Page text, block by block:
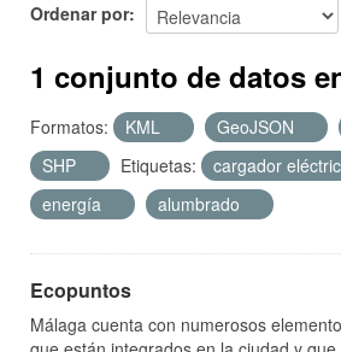
Acerca de
Ordenar por
1 conjunto de datos
Formatos: KML GeoJSON
SHP
Etiquetas:
cargador
energía
alumbrado
Ecopuntos
Málaga cuenta con numerosos